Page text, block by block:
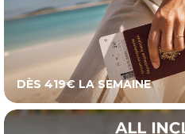
DÈS 419€ LA SEMAINE